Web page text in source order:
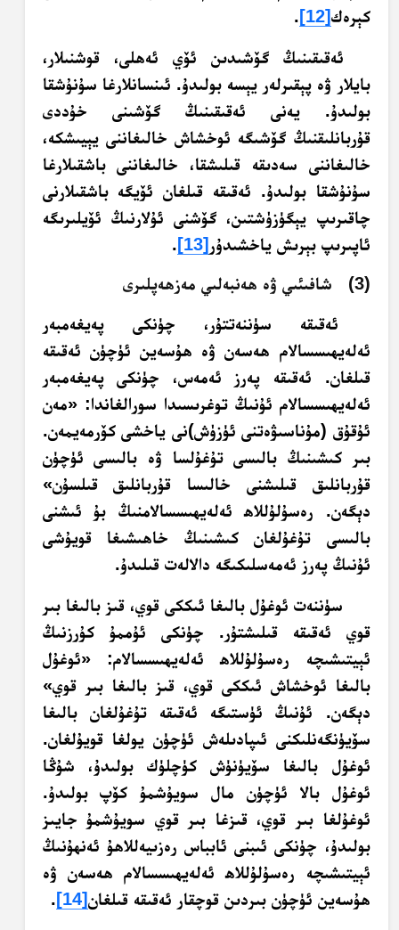
كېرەك[12]
.
ئەقىقىنىڭ گۆشىدىن ئۆي ئەھلى، قوشنىلار،
بايلار ۋە پېقىرلەر يېسە بولىدۇ. ئىنسانلارغا سۇنۇشقا
بولىدۇ. يەنى ئەقىقىنىڭ گۆشىنى خۇددى
قۇربانلىقنىڭ گۆشىگە ئوخشاش خالىغاننى يېيىشكە،
خالىغاننى سەدىقە قىلىشقا، خالىغاننى باشقىلارغا
سۇنۇشقا بولىدۇ. ئەقىقە قىلغان ئۆيگە باشقىلارنى
چاقىرىپ يېگۈزۈشتىن، گۆشنى ئۇلارنىڭ ئۆيلىرىگە
ئاپىرىپ بېرىش ياخشىدۇر [13]
.
(3) شافىئىي ۋە ھەنبەلىي مەزھەپلىرى
ئەقىقە سۈننەتتۇر، چۈنكى پەيغەمبەر
ئەلەيھىسسالام ھەسەن ۋە ھۇسەين ئۈچۈن ئەقىقە
قىلغان. ئەقىقە پەرز ئەمەس، چۈنكى پەيغەمبەر
ئەلەيھىسسالام ئۇنىڭ توغرىسىدا سورالغاندا: «مەن
ئۇقۇق (مۇناسىۋەتنى ئۈزۈش)نى ياخشى كۆرمەيمەن.
بىر كىشىنىڭ بالىسى تۇغۇلسا ۋە بالىسى ئۈچۈن
قۇربانلىق قىلىشنى خالىسا قۇربانلىق قىلسۇن»
دېگەن. رەسۇلۇللاھ ئەلەيھىسسالامنىڭ بۇ ئىشنى
بالىسى تۇغۇلغان كىشىنىڭ خاھىشىغا قويۇشى
ئۇنىڭ پەرز ئەمەسلىكىگە دالالەت قىلىدۇ.
سۈننەت ئوغۇل بالىغا ئىككى قوي، قىز بالىغا بىر
قوي ئەقىقە قىلىشتۇر. چۈنكى ئۇممۇ كۇرزنىڭ
ئېيتىشىچە رەسۇلۇللاھ ئەلەيھىسسالام: «ئوغۇل
بالىغا ئوخشاش ئىككى قوي، قىز بالىغا بىر قوي»
دېگەن. ئۇنىڭ ئۈستىگە ئەقىقە تۇغۇلغان بالىغا
سۆيۈنگەنلىكنى ئىپادىلەش ئۈچۈن يولغا قويۇلغان.
ئوغۇل بالىغا سۆيۈنۈش كۈچلۈك بولىدۇ، شۇڭا
ئوغۇل بالا ئۈچۈن مال سويۇشمۇ كۆپ بولىدۇ.
ئوغۇلغا بىر قوي، قىزغا بىر قوي سويۇشمۇ جايىز
بولىدۇ، چۈنكى ئىبنى ئابباس رەزىيەللاھۇ ئەنھۇنىڭ
ئېيتىشىچە رەسۇلۇللاھ ئەلەيھىسسالام ھەسەن ۋە
ھۇسەين ئۈچۈن بىردىن قوچقار ئەقىقە قىلغان[14]
.